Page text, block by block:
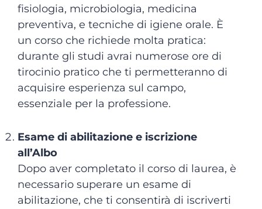
fisiologia, microbiologia, medicina
preventiva, e tecniche di igiene orale. È
un corso che richiede molta pratica:
durante gli studi avrai numerose ore di
tirocinio pratico che ti permetteranno di
acquisire esperienza sul campo,
essenziale per la professione.
Esame di abilitazione e iscrizione
all’Albo
Dopo aver completato il corso di laurea, è
necessario superare un esame di
abilitazione, che ti consentirà di iscriverti